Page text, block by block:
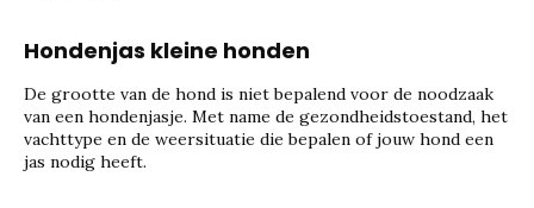
Hondenjas kleine honden
De grootte van de hond is niet bepalend voor de noodzaak
van een hondenjasje. Met name de gezondheidstoestand, het
vachttype en de weersituatie die bepalen of jouw hond een
jas nodig heeft.